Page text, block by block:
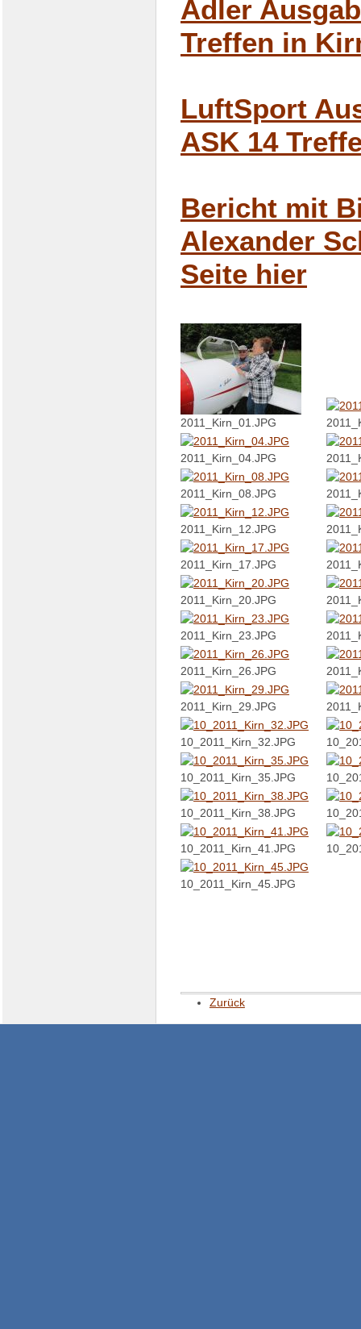
Adler
Treffen in
LuftSport
ASK 14
Bericht mit
Alexander
Seite hier
2011_Kirn_01.JPG
2011_Kirn_04.JPG
2011_Kirn_08.JPG
2011_Kirn_12.JPG
2011_Kirn_17.JPG
2011_Kirn_20.JPG
2011_Kirn_23.JPG
2011_Kirn_26.JPG
2011_Kirn_29.JPG
10_2011_Kirn_32.JPG
10_2011_Kirn_35.JPG
10_2011_Kirn_38.JPG
10_2011_Kirn_41.JPG
10_2011_Kirn_45.JPG
Zurück